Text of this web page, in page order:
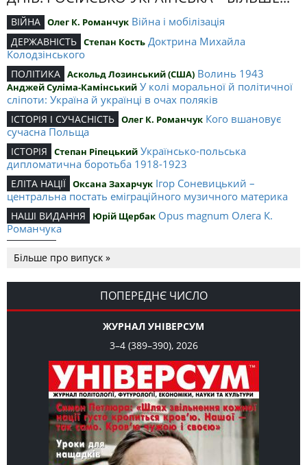
ВІЙНА Олег К. Романчук Війна і мобілізація
ДЕРЖАВНІСТЬ Степан Кость Доктрина Михайла
Колодзінського
ПОЛІТИКА Аскольд Лозинський (США) Волинь 1943
Анджей Суліма-Камінський У колі моральної й політичної
сліпоти: Україна й українці в очах поляків
ІСТОРІЯ І СУЧАСНІСТЬ Олег К. Романчук Кого вшановує
сучасна Польща
ІСТОРІЯ Степан Ріпецький Українсько-польська
дипломатична боротьба 1918-1923
ЕЛІТА НАЦІЇ Оксана Захарчук Ігор Соневицький –
центральна постать еміграційного музичного материка
НАШІ ВИДАННЯ Юрій Щербак Opus magnum Олега К.
Романчука
Романчука
СЛОВО РЕДАКЦІЙНЕ Олег К. Романчук Журавель і синиця
як уособлення української політстратегії й тактики
Більше про випуск »
ПОПЕРЕДНЄ ЧИСЛО
ЖУРНАЛ УНІВЕРСУМ
3–4 (389–390), 2026